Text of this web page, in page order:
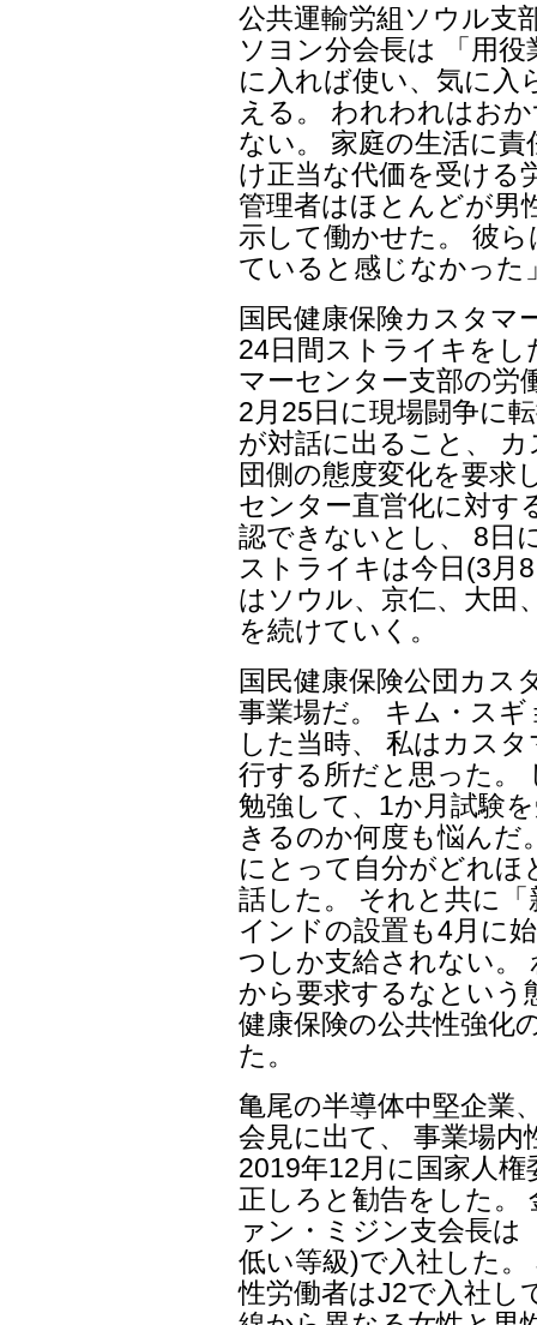
公共運輸労組ソウル支
ソヨン分会長は 「用
に入れば使い、気に入
える。 われわれはお
ない。 家庭の生活に
け正当な代価を受ける
管理者はほとんどが男
示して働かせた。 彼
ていると感じなかった
国民健康保険カスタマ
24日間ストライキをし
マーセンター支部の労
2月25日に現場闘争に
が対話に出ること、
団側の態度変化を要求
センター直営化に対す
認できないとし、 8日
ストライキは今日(3月
はソウル、京仁、大田
を続けていく。
国民健康保険公団カス
事業場だ。 キム・ス
した当時、 私はカス
行する所だと思った。
勉強して、1か月試験
きるのか何度も悩んだ
にとって自分がどれほ
話した。 それと共に
インドの設置も4月に
つしか支給されない。
から要求するなという
健康保険の公共性強化
た。
亀尾の半導体中堅企業
会見に出て、 事業場
2019年12月に国家人
正しろと勧告をした。
ァン・ミジン支会長は
低い等級)で入社した
性労働者はJ2で入社し